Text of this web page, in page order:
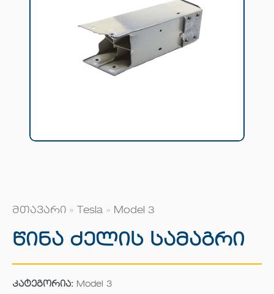
მთავარი » Tesla » Model 3
Წინა Ძელის Სამაგრი
კატეგორია: Model 3